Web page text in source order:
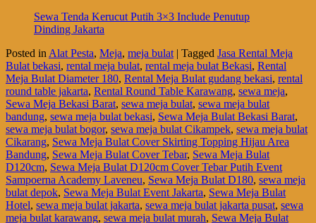
Sewa Tenda Kerucut Putih 3×3 Include Penutup
Dinding Jakarta
Posted in Alat Pesta, Meja, meja bulat | Tagged Jasa Rental Meja
Bulat bekasi, rental meja bulat, rental meja bulat Bekasi, Rental
Meja Bulat Diameter 180, Rental Meja Bulat gudang bekasi, rental
round table jakarta, Rental Round Table Karawang, sewa meja,
Sewa Meja Bekasi Barat, sewa meja bulat, sewa meja bulat
bandung, sewa meja bulat bekasi, Sewa Meja Bulat Bekasi Barat,
sewa meja bulat bogor, sewa meja bulat Cikampek, sewa meja bulat
Cikarang, Sewa Meja Bulat Cover Skirting Topping Hijau Area
Bandung, Sewa Meja Bulat Cover Tebar, Sewa Meja Bulat
D120cm, Sewa Meja Bulat D120cm Cover Tebar Putih Event
Sampoerna Academy Laveneu, Sewa Meja Bulat D180, sewa meja
bulat depok, Sewa Meja Bulat Event Jakarta, Sewa Meja Bulat
Hotel, sewa meja bulat jakarta, sewa meja bulat jakarta pusat, sewa
meja bulat karawang, sewa meja bulat murah, Sewa Meja Bulat